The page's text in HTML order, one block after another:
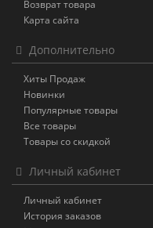
Возврат товара
Карта сайта
Дополнительно
Хиты Продаж
Новинки
Популярные товары
Все товары
Товары со скидкой
Личный кабинет
Личный кабинет
История заказов